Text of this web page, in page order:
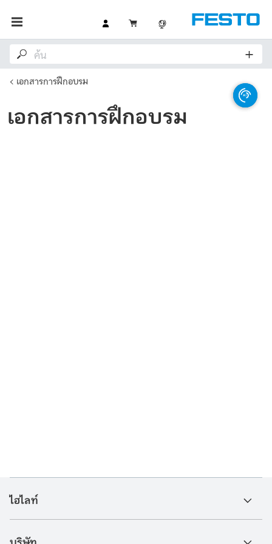
เอกสารการฝึกอบรม
เอกสารการฝึกอบรม
ไฮไลท์